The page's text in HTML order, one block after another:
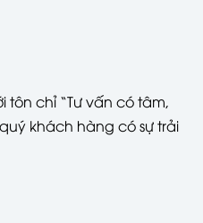
tôn chỉ “Tư vấn có tâm,
khách hàng có sự trải